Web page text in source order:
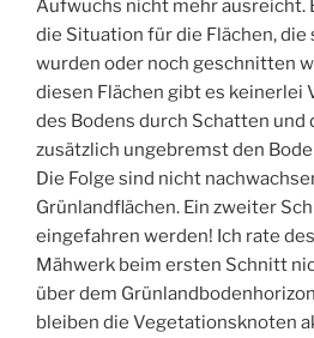
Aufwuchs nicht mehr ausreicht.
die Situation für die Flächen,
wurden oder noch geschnitten
diesen Flächen gibt es keinerlei
des Bodens durch Schatten und
zusätzlich ungebremst den
Die Folge sind nicht
Grünlandflächen. Ein zweiter
eingefahren werden! Ich rate
Mähwerk beim ersten Schnitt
über dem
bleiben die Vegetationsknoten